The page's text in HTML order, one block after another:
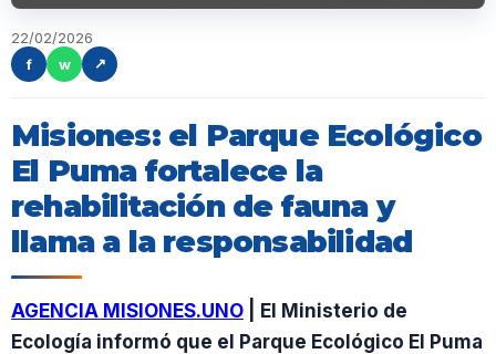
22/02/2026
f
w ↗
Misiones: el Parque Ecológico
El Puma fortalece la
rehabilitación de fauna y
llama a la responsabilidad
AGENCIA MISIONES.UNO | El Ministerio de
Ecología informó que el Parque Ecológico El Puma